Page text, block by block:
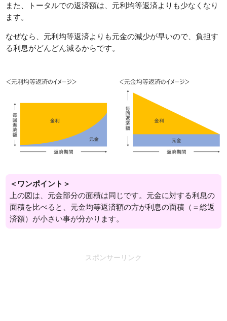
また、トータルでの返済額は、元利均等返済よりも少なくなり
ます。
なぜなら、元利均等返済よりも元金の減少が早いので、負担す
る利息がどんどん減るからです。
＜ワンポイント＞
上の図は、元金部分の面積は同じです。元金に対する利息の
面積を比べると、元金均等返済額の方が利息の面積（＝総返
済額）が小さい事が分かります。
スポンサーリンク